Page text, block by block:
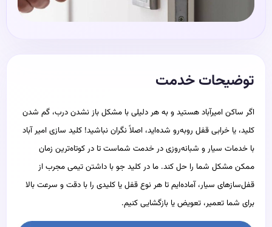
توضیحات خدمت
اگر ساکن امیرآباد هستید و به هر دلیلی با مشکل باز نشدن درب، گم شدن
کلید، یا خرابی قفل روبه‌رو شده‌اید، اصلاً نگران نباشید! کلید سازی امیر آباد
با خدمات سیار و شبانه‌روزی در خدمت شماست تا در کوتاه‌ترین زمان
ممکن مشکل شما را حل کند. ما در کلید جو با داشتن تیمی مجرب از
قفل‌سازهای سیار، آماده‌ایم تا هر نوع قفل یا کلیدی را با دقت و سرعت بالا
برای شما تعمیر، تعویض یا بازگشایی کنیم.